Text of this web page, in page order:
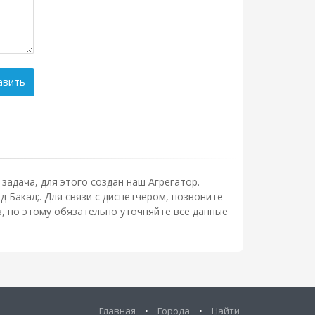
для этого создан наш Агрегатор.
Для связи с диспетчером, позвоните
этому обязательно уточняйте все данные
Главная • Города • Найти